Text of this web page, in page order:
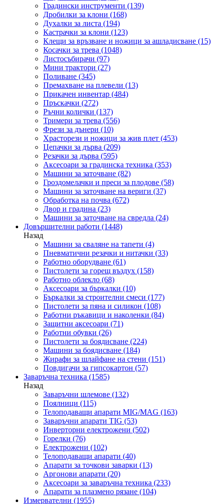
Градински инструменти (139)
Дробилки за клони (168)
Духалки за листа (194)
Кастрачки за клони (123)
Клещи за връзване и ножици за ашладисване (15)
Косачки за трева (1048)
Листосъбирачи (97)
Мини трактори (27)
Поливане (345)
Премахване на плевели (13)
Прикачен инвентар (484)
Пръскачки (272)
Ръчни колички (137)
Тримери за трева (556)
Фрези за дънери (10)
Храсторези и ножици за жив плет (453)
Цепачки за дърва (209)
Резачки за дърва (595)
Аксесоари за градинска техника (353)
Машини за заточване (82)
Гроздомелачки и преси за плодове (58)
Машини за заточване на вериги (37)
Обработка на почва (672)
Двор и градина (23)
Машини за заточване на свредла (24)
Довършителни работи (1448)
Назад
Машини за сваляне на тапети (4)
Пневматични резачки и нитачки (33)
Работно оборудване (61)
Пистолети за горещ въздух (158)
Работно облекло (68)
Аксесоари за бъркалки (10)
Бъркалки за строителни смеси (177)
Пистолети за пяна и силикон (108)
Работни ръкавици и наколенки (84)
Защитни аксесоари (71)
Работни обувки (26)
Пистолети за боядисване (224)
Машини за боядисване (184)
Жирафи за шлайфане на стени (151)
Повдигачи за гипсокартон (57)
Заваръчна техника (1585)
Назад
Заваръчни шлемове (132)
Поялници (115)
Телоподаващи апарати MIG/MAG (163)
Заваръчни апарати TIG (53)
Инверторни електрожени (502)
Горелки (76)
Електрожени (102)
Телоподаващи апарати (40)
Апарати за точкови заварки (13)
Аргонови апарати (20)
Аксесоари за заваръчна техника (233)
Апарати за плазмено рязане (104)
Измервателни (1955)